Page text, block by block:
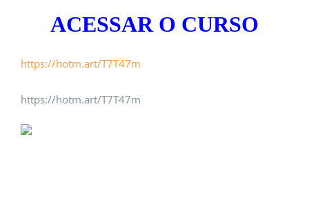
ACESSAR O CURSO
https://hotm.art/T7T47m
https://hotm.art/T7T47m